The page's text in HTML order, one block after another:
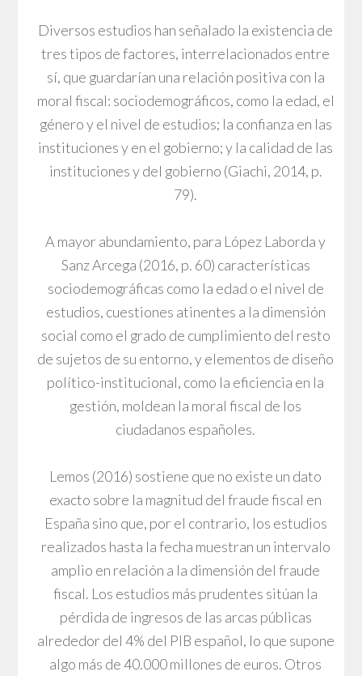
Diversos estudios han señalado la existencia de
tres tipos de factores, interrelacionados entre
sí, que guardarían una relación positiva con la
moral fiscal: sociodemográficos, como la edad, el
género y el nivel de estudios; la confianza en las
instituciones y en el gobierno; y la calidad de las
instituciones y del gobierno (Giachi, 2014, p.
79).
A mayor abundamiento, para López Laborda y
Sanz Arcega (2016, p. 60) características
sociodemográficas como la edad o el nivel de
estudios, cuestiones atinentes a la dimensión
social como el grado de cumplimiento del resto
de sujetos de su entorno, y elementos de diseño
político-institucional, como la eficiencia en la
gestión, moldean la moral fiscal de los
ciudadanos españoles.
Lemos (2016) sostiene que no existe un dato
exacto sobre la magnitud del fraude fiscal en
España sino que, por el contrario, los estudios
realizados hasta la fecha muestran un intervalo
amplio en relación a la dimensión del fraude
fiscal. Los estudios más prudentes sitúan la
pérdida de ingresos de las arcas públicas
alrededor del 4% del PIB español, lo que supone
algo más de 40.000 millones de euros. Otros